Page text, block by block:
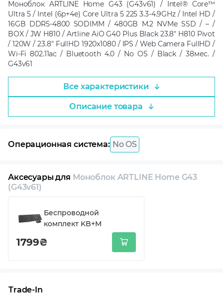
Моноблок ARTLINE Home G43 (G43v61) / Intel® Core™
Ultra 5 / Intel (6p+4e) Core Ultra 5 225 3.3-4.9GHz / Intel HD /
16GB DDR5-4800 SODIMM / 480GB M.2 NVMe SSD / – /
BOX / JW H810 / Artline AiO G40 Plus Black 23.8" H810 Pivot
/ 120W / 23.8" FullHD 1920x1080 / IPS / Web Camera FullHD /
Wi-Fi 802.11ac / Bluetooth 4.0 / No OS / Black / 38мес. /
G43v61
Все характеристики
Описание товара
Операционная система: No OS
Аксесуары для Моноблок ARTLINE Home G43
(G43v61)
Беспроводной
комплект KB+M
1799₴
Trade-In